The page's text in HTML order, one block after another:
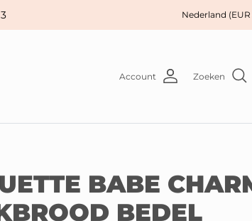
Nederland
Account Zoeken
BABE
BEDEL